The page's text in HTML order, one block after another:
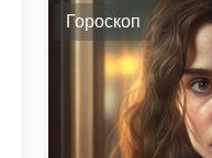
Гороскоп